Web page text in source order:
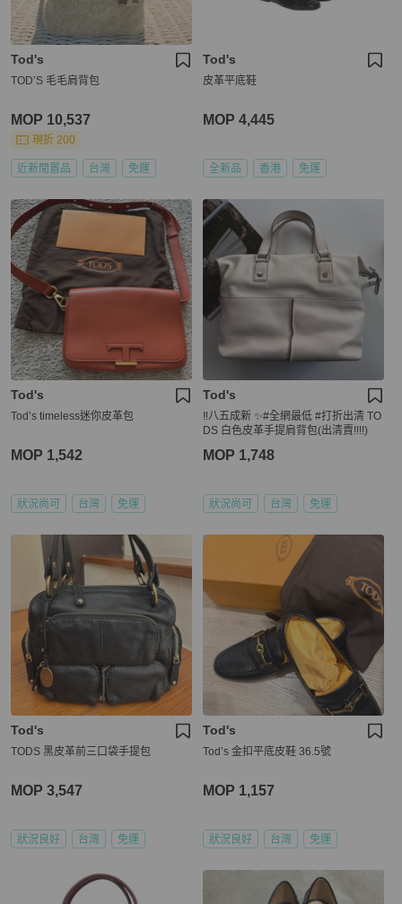
Tod's
TOD’S 毛毛肩背包
MOP 10,537
現折 200
近新閒置品 台灣 免運
Tod's
皮革平底鞋
MOP 4,445
全新品 香港 免運
Tod's
Tod’s timeless迷你皮革包
MOP 1,542
狀況尚可 台灣 免運
Tod's
‼️八五成新 ✨#全網最低 #打折出清 TO
DS 白色皮革手提肩背包(出清賣!!!!)
MOP 1,748
狀況尚可 台灣 免運
Tod's
TODS 黑皮革前三口袋手提包
MOP 3,547
狀況良好 台灣 免運
Tod's
Tod’s 金扣平底皮鞋 36.5號
MOP 1,157
狀況良好 台灣 免運